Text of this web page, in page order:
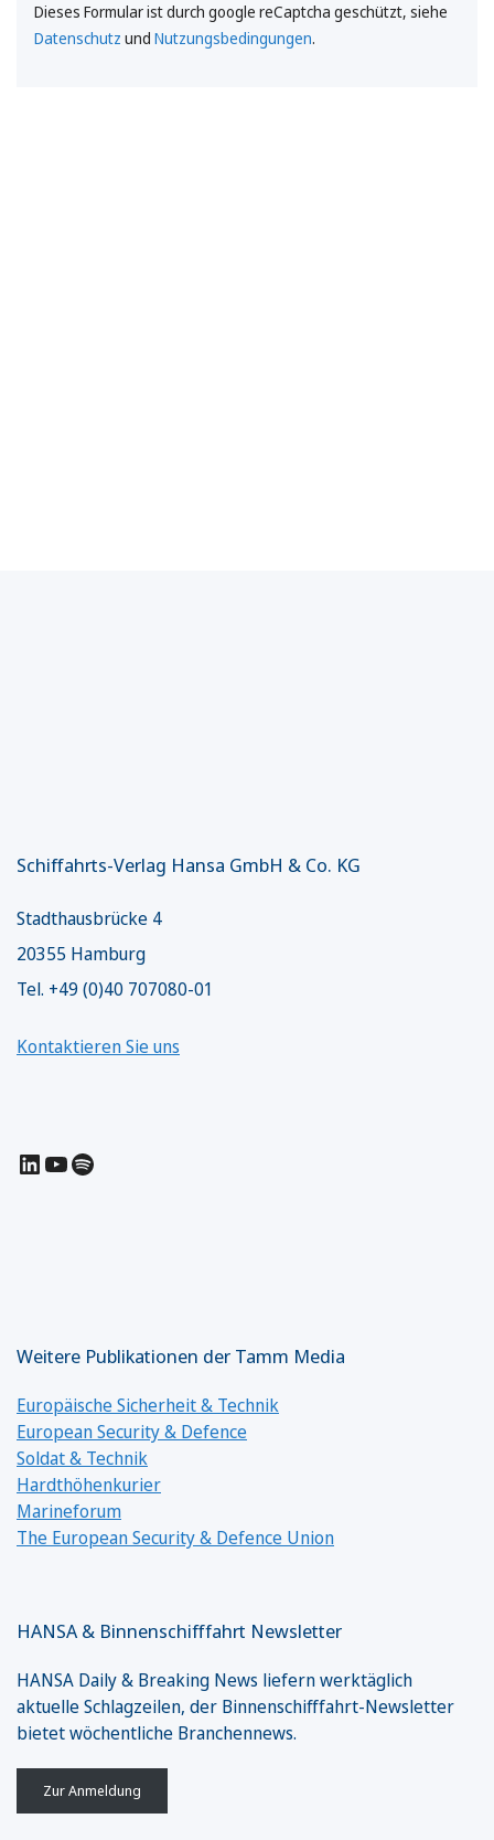
Dieses Formular ist durch google reCaptcha geschützt, siehe
Datenschutz und Nutzungsbedingungen.
Schiffahrts-Verlag Hansa GmbH & Co. KG
Stadthausbrücke 4
20355 Hamburg
Tel. +49 (0)40 707080-01
Kontaktieren Sie uns
LinkedIn
YouTube
Spotify
Weitere Publikationen der Tamm Media
Europäische Sicherheit & Technik
European Security & Defence
Soldat & Technik
Hardthöhenkurier
Marineforum
The European Security & Defence Union
HANSA & Binnenschifffahrt Newsletter
HANSA Daily & Breaking News liefern werktäglich
aktuelle Schlagzeilen, der Binnenschifffahrt-Newsletter
bietet wöchentliche Branchennews.
Zur Anmeldung